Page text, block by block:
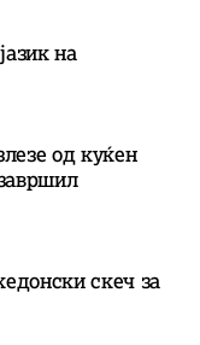
на
од куќен
скеч за